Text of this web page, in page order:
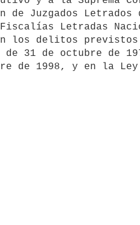
de Juzgados
Letradas
los delitos
de 31 de octubre de
de 1998, y en la